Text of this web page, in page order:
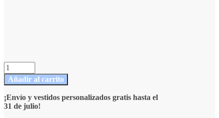
Vestido
de
novia
manga
larga
Añadir al carrito
¡Envío y vestidos personalizados gratis hasta el
31 de julio!